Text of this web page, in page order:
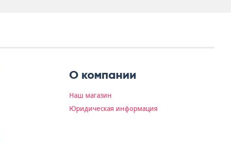
О компании
Наш магазин
Юридическая информация